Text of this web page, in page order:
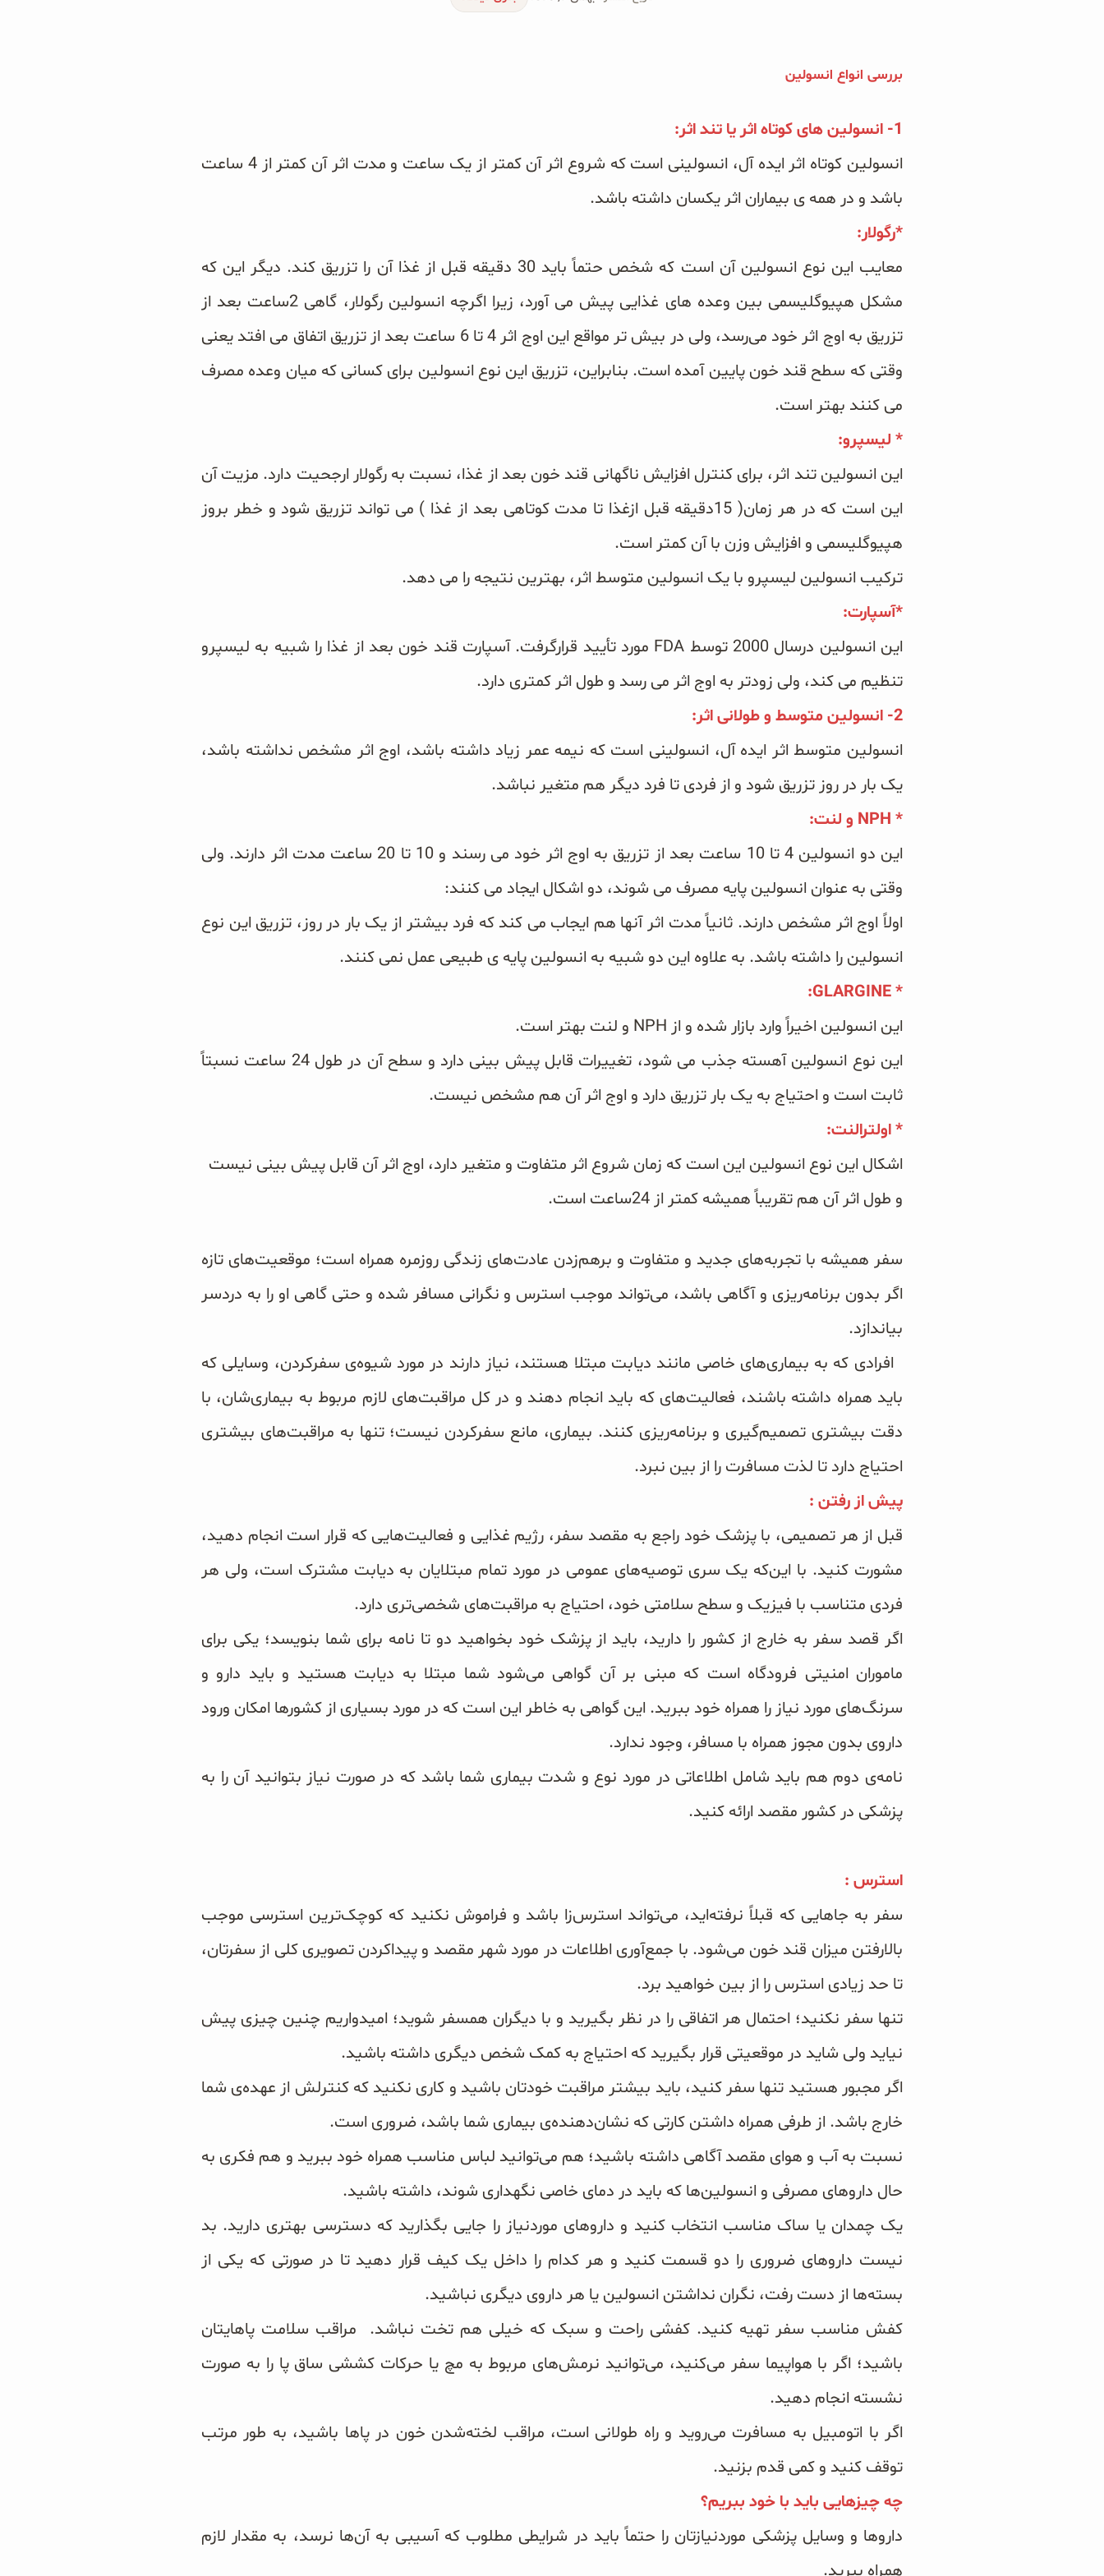
چاشنی‌ها و سرکه‌‌ها
زیتون و روغن زیتون
غلات و دانه‌های سالم
سبوس و جوانه‌ها
کتاب‌های OAB
بررسی انواع انسولین
1- انسولین های کوتاه اثر یا تند اثر:
انسولین کوتاه اثر ایده آل، انسولینی است که شروع اثر آن کمتر از یک ساعت و مدت اثر آن کمتر از 4 ساعت
باشد و در همه ی بیماران اثر یکسان داشته باشد.
*رگولار:
معایب این نوع انسولین آن است که شخص حتماً باید 30 دقیقه قبل از غذا آن را تزریق کند. دیگر این که
مشکل هپیوگلیسمی بین وعده های غذایی پیش می ‌آورد، زیرا اگرچه انسولین رگولار، گاهی 2ساعت بعد از
تزریق به اوج اثر خود می‌رسد، ولی در بیش تر مواقع این اوج اثر 4 تا 6 ساعت بعد از تزریق اتفاق می افتد یعنی
وقتی که سطح قند خون پایین آمده است. بنابراین، تزریق این نوع انسولین برای کسانی که میان وعده مصرف
می کنند بهتر است.
* لیسپرو:
این انسولین تند اثر، برای کنترل افزایش ناگهانی قند خون بعد از غذا، نسبت به رگولار ارجحیت دارد. مزیت آن
این است که در هر زمان( 15دقیقه قبل ازغذا تا مدت کوتاهی بعد از غذا ) می تواند تزریق شود و خطر بروز
هپیوگلیسمی و افزایش وزن با آن کمتر است.
ترکیب انسولین لیسپرو با یک انسولین متوسط اثر، بهترین نتیجه را می دهد.
*آسپارت:
این انسولین درسال 2000 توسط FDA مورد تأیید قرارگرفت. آسپارت قند خون بعد از غذا را شبیه به لیسپرو
تنظیم می کند، ولی زودتر به اوج اثر می رسد و طول اثر کمتری دارد.
2- انسولین متوسط و طولانی اثر:
انسولین متوسط اثر ایده آل، انسولینی است که نیمه عمر زیاد داشته باشد، اوج اثر مشخص نداشته باشد،
یک بار در روز تزریق شود و از فردی تا فرد دیگر هم متغیر نباشد.
* NPH و لنت:
این دو انسولین 4 تا 10 ساعت بعد از تزریق به اوج اثر خود می رسند و 10 تا 20 ساعت مدت اثر دارند. ولی
وقتی به عنوان انسولین پایه مصرف می شوند، دو اشکال ایجاد می کنند:
اولاً اوج اثر مشخص دارند. ثانیاً مدت اثر آنها هم ایجاب می کند که فرد بیشتر از یک بار در روز، تزریق این نوع
انسولین را داشته باشد. به علاوه این دو شبیه به انسولین پایه ی طبیعی عمل نمی کنند.
* GLARGINE:
این انسولین اخیراً وارد بازار شده و از NPH و لنت بهتر است.
این نوع انسولین آهسته جذب می شود، تغییرات قابل پیش بینی دارد و سطح آن در طول 24 ساعت نسبتاً
ثابت است و احتیاج به یک بار تزریق دارد و اوج اثر آن هم مشخص نیست.
* اولترالنت:
اشکال این نوع انسولین این است که زمان شروع اثر متفاوت و متغیر دارد، اوج اثر آن قابل پیش بینی نیست
و طول اثر آن هم تقریباً همیشه کمتر از 24ساعت است.
سفر همیشه با تجربه‌های جدید و متفاوت و برهم‌زدن عادت‌های زندگی روزمره همراه است؛ موقعیت‌های تازه
اگر بدون برنامه‌ریزی و آگاهی باشد، می‌تواند موجب استرس و نگرانی مسافر شده و حتی گاهی او را به دردسر
بیاندازد.
افرادی که به بیماری‌های خاصی مانند دیابت مبتلا هستند، نیاز دارند در مورد شیوه‌ی سفرکردن، وسایلی که
باید همراه داشته باشند، فعالیت‌های که باید انجام دهند و در کل مراقبت‌های لازم مربوط به بیماری‌شان، با
دقت بیشتری تصمیم‌گیری و برنامه‌ریزی کنند. بیماری، مانع سفرکردن نیست؛ تنها به مراقبت‌های بیشتری
احتیاج دارد تا لذت مسافرت را از بین نبرد.
پیش از رفتن :
قبل از هر تصمیمی، با پزشک خود راجع به مقصد سفر، رژیم غذایی و فعالیت‌هایی که قرار است انجام دهید،
مشورت کنید. با این‌که یک سری توصیه‌های عمومی در مورد تمام مبتلایان به دیابت مشترک است، ولی هر
فردی متناسب با فیزیک و سطح سلامتی خود، احتیاج به مراقبت‌های شخصی‌تری دارد.
اگر قصد سفر به خارج از کشور را دارید، باید از پزشک خود بخواهید دو تا نامه برای شما بنویسد؛ یکی برای
ماموران امنیتی فرودگاه است که مبنی بر آن گواهی می‌شود شما مبتلا به دیابت هستید و باید دارو و
سرنگ‌های مورد نیاز را همراه خود ببرید. این گواهی به خاطر این است که در مورد بسیاری از کشورها امکان ورود
داروی بدون مجوز همراه با مسافر، وجود ندارد.
نامه‌ی دوم هم باید شامل اطلاعاتی در مورد نوع و شدت بیماری شما باشد که در صورت نیاز بتوانید آن را به
پزشکی در کشور مقصد ارائه کنید.
استرس :
سفر به جاهایی که قبلاً نرفته‌اید، می‌تواند استرس‌زا باشد و فراموش نکنید که کوچک‌ترین استرسی موجب
بالارفتن میزان قند خون می‌شود. با جمع‌آوری اطلاعات در مورد شهر مقصد و پیداکردن تصویری کلی از سفرتان،
تا حد زیادی استرس را از بین خواهید برد.
تنها سفر نکنید؛ احتمال هر اتفاقی را در نظر بگیرید و با دیگران همسفر شوید؛ امیدواریم چنین چیزی پیش
نیاید ولی شاید در موقعیتی قرار بگیرید که احتیاج به کمک شخص دیگری داشته باشید.
اگر مجبور هستید تنها سفر کنید، باید بیشتر مراقبت خودتان باشید و کاری نکنید که کنترلش از عهده‌‌ی شما
خارج باشد. از طرفی همراه داشتن کارتی که نشان‌دهنده‌ی بیماری شما باشد، ضروری است.
نسبت به آب و هوای مقصد آگاهی داشته باشید؛ هم می‌توانید لباس مناسب همراه خود ببرید و هم فکری به
حال داروهای مصرفی و انسولین‌ها که باید در دمای خاصی نگهداری شوند، داشته باشید.
یک چمدان یا ساک مناسب انتخاب کنید و داروهای موردنیاز را جایی بگذارید که دسترسی بهتری دارید. بد
نیست داروهای ضروری را دو قسمت کنید و هر کدام را داخل یک کیف قرار دهید تا در صورتی که یکی از
بسته‌ها از دست رفت، نگران نداشتن انسولین یا هر داروی دیگری نباشید.
کفش مناسب سفر تهیه کنید. کفشی راحت و سبک که خیلی هم تخت نباشد. مراقب سلامت پاهایتان
باشید؛ اگر با هواپیما سفر می‌کنید، می‌توانید نرمش‌های مربوط به مچ یا حرکات کششی ساق پا را به صورت
نشسته انجام دهید.
اگر با اتومبیل به مسافرت می‌روید و راه طولانی است، مراقب لخته‌شدن خون در پاها باشید، به طور مرتب
توقف کنید و کمی قدم بزنید.
چه چیزهایی باید با خود ببریم؟
داروها و وسایل پزشکی موردنیازتان را حتماً باید در شرایطی مطلوب که آسیبی به آن‌ها نرسد، به مقدار لازم
همراه ببرید.